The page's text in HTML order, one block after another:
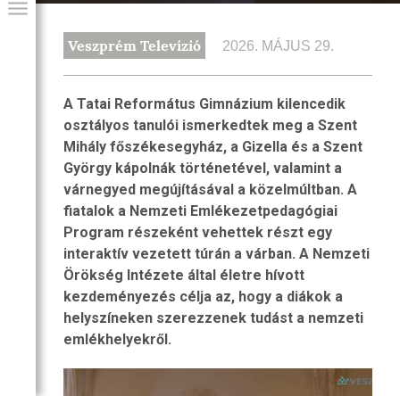
PROGRAM
Veszprém Televízió 2026. MÁJUS 29.
A Tatai Református Gimnázium kilencedik
osztályos tanulói ismerkedtek meg a Szent
Mihály főszékesegyház, a Gizella és a Szent
György kápolnák történetével, valamint a
várnegyed megújításával a közelmúltban. A
fiatalok a Nemzeti Emlékezetpedagógiai
Program részeként vehettek részt egy
interaktív vezetett túrán a várban. A Nemzeti
Örökség Intézete által életre hívott
kezdeményezés célja az, hogy a diákok a
helyszíneken szerezzenek tudást a nemzeti
emlékhelyekről.